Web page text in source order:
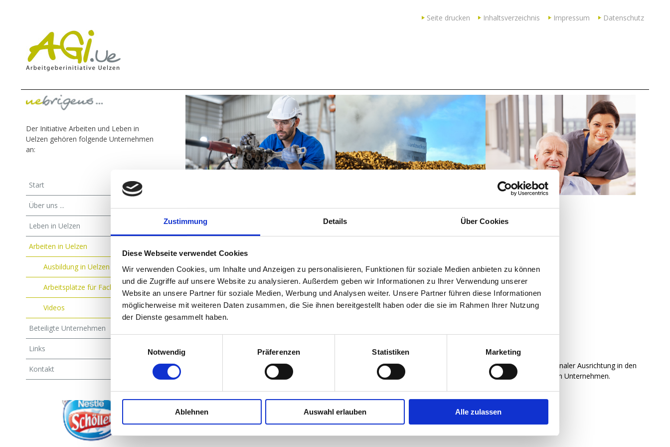
Zustimmung Details Über Cookies
Diese Webseite verwendet Cookies
Wir verwenden Cookies, um Inhalte und Anzeigen zu personalisieren, Funktionen für soziale Medien anbieten zu können
und die Zugriffe auf unsere Website zu analysieren. Außerdem geben wir Informationen zu Ihrer Verwendung unserer
Website an unsere Partner für soziale Medien, Werbung und Analysen weiter. Unsere Partner führen diese Informationen
möglicherweise mit weiteren Daten zusammen, die Sie ihnen bereitgestellt haben oder die sie im Rahmen Ihrer Nutzung
der Dienste gesammelt haben.
Einwilligungsauswahl
Notwendig
Präferenzen Statistiken Marketing
Ablehnen Auswahl erlauben Alle zulassen
Seite drucken Inhaltsverzeichnis Impressum Datenschutz
Der Initiative Arbeiten und Leben in
Uelzen gehören folgende Unternehmen
an:
Start
Über uns ...
Leben in Uelzen
Arbeiten in Uelzen
Ausbildung in Uelzen
Arbeitsplätze für Fachpersonal
Videos
Beteiligte Unternehmen
Links
Kontakt
Arbeiten in Uelzen
Work-Life-Balance
Moderne und innovative Arbeitgeber
Unter unseren Mitgliedern finden sich neben ortsansässigen Firmen viele Unternehmen mit nationaler und internationaler Ausrichtung in den
unterschiedlichsten Branchen. Für diese Vielfalt steht nicht zuletzt jedes einzelne unserer im AGI Verbund engagierten Unternehmen.